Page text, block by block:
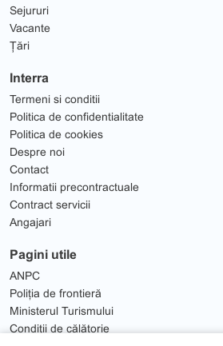
Sejururi
Vacante
Țări
Interra
Termeni si conditii
Politica de confidentialitate
Politica de cookies
Despre noi
Contact
Informatii precontractuale
Contract servicii
Angajari
Pagini utile
ANPC
Poliția de frontieră
Ministerul Turismului
Condiții de călătorie